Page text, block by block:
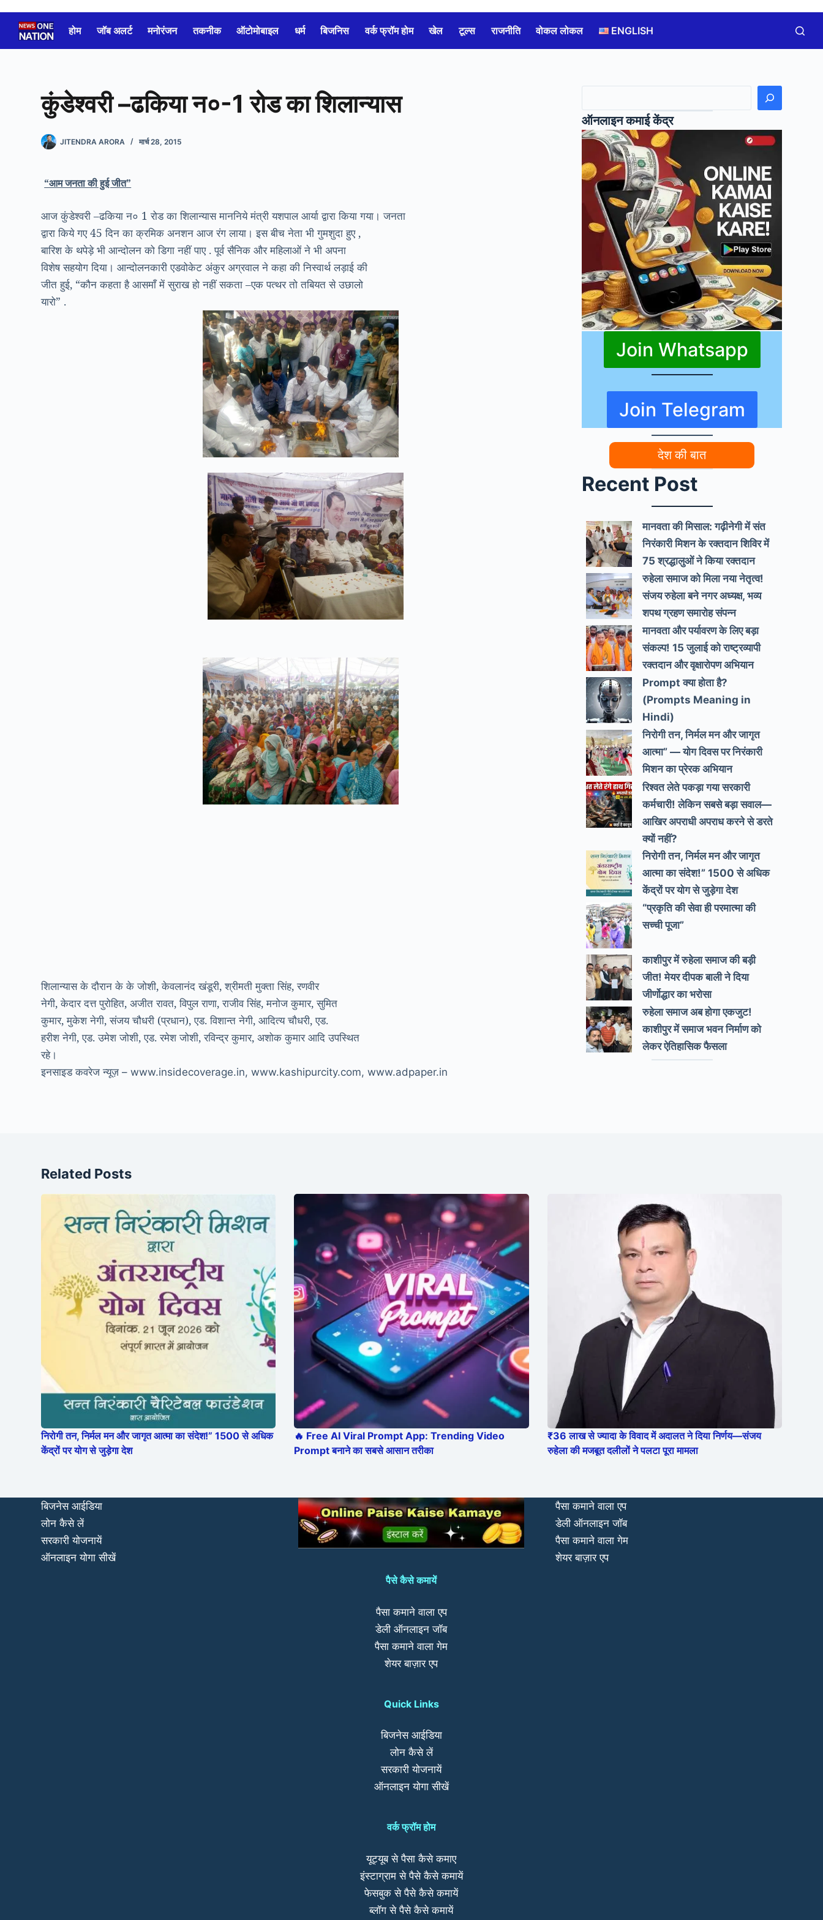
content
होम जॉब अलर्ट मनोरंजन तकनीक ऑटोमोबाइल धर्म बिजनिस वर्क फ्रॉम होम खेल टूल्स राजनीति वोकल लोकल ENGLISH
कुंडेश्वरी –ढकिया न०-1 रोड का शिलान्यास
JITENDRA ARORA मार्च 28, 2015
“आम जनता की हुई जीत”
आज कुंडेश्वरी –ढकिया न० 1 रोड का शिलान्यास माननियेमंत्री यशपाल आर्या द्वारा किया गया। जनता
द्वारा किये गए 45 दिन का क्रमिक अनशन आज रंग लाया। इस बीच नेता भी गुमशुदा हुए ,
बारिश के थपेड़े भी आन्दोलन को डिगा नहीं पाए . पूर्व सैनिक और महिलाओं ने भी अपना
विशेष सहयोग दिया। आन्दोलनकारी एडवोकेट अंकुर अग्रवाल ने कहा की निस्वार्थ लड़ाई की
जीत हुई, “कौन कहता है आसमाँ में सुराख हो नहीं सकता –एक पत्थर तो तबियत से उछालो
यारो” .
शिलान्यास के दौरान के के जोशी, केवलानंद खंडूरी, श्रीमती मुक्ता सिंह, रणवीर
नेगी, केदार दत्त पुरोहित, अजीत रावत, विपुल राणा, राजीव सिंह, मनोज कुमार, सुमित
कुमार, मुकेश नेगी, संजय चौधरी (प्रधान), एड. विशान्त नेगी, आदित्य चौधरी, एड.
हरीश नेगी, एड. उमेश जोशी, एड. रमेश जोशी, रविन्द्र कुमार, अशोक कुमार आदि उपस्थित
रहे।
इनसाइड कवरेज न्यूज़ – www.insidecoverage.in, www.kashipurcity.com, www.adpaper.in
ऑनलाइन कमाई केंद्र
Join Whatsapp
Join Telegram
देश की बात
Recent Post
मानवता की मिसाल: गढ़ीनेगी में संत
निरंकारी मिशन के रक्तदान शिविर में
75 श्रद्धालुओं ने किया रक्तदान
रुहेला समाज को मिला नया नेतृत्व!
संजय रुहेला बने नगर अध्यक्ष, भव्य
शपथ ग्रहण समारोह संपन्न
मानवता और पर्यावरण के लिए बड़ा
संकल्प! 15 जुलाई को राष्ट्रव्यापी
रक्तदान और वृक्षारोपण अभियान
Prompt क्या होता है?
(Prompts Meaning in
Hindi)
निरोगी तन, निर्मल मन और जागृत
आत्मा” — योग दिवस पर निरंकारी
मिशन का प्रेरक अभियान
रिश्वत लेते पकड़ा गया सरकारी
कर्मचारी! लेकिन सबसे बड़ा सवाल—
आखिर अपराधी अपराध करने से डरते
क्यों नहीं?
निरोगी तन, निर्मल मन और जागृत
आत्मा का संदेश!” 1500 से अधिक
केंद्रों पर योग से जुड़ेगा देश
“प्रकृति की सेवा ही परमात्मा की
सच्ची पूजा”
काशीपुर में रुहेला समाज की बड़ी
जीत! मेयर दीपक बाली ने दिया
जीर्णोद्धार का भरोसा
रुहेला समाज अब होगा एकजुट!
काशीपुर में समाज भवन निर्माण को
लेकर ऐतिहासिक फैसला
Related Posts
निरोगी तन, निर्मल मन और जागृत आत्मा का संदेश!” 1500 से अधिक
केंद्रों पर योग से जुड़ेगा देश
🔥 Free AI Viral Prompt App: Trending Video
Prompt बनाने का सबसे आसान तरीका
₹36 लाख से ज्यादा के विवाद में अदालत ने दिया निर्णय—संजय
रुहेला की मजबूत दलीलों ने पलटा पूरा मामला
बिजनेस आईडिया
लोन कैसे लें
सरकारी योजनायें
ऑनलाइन योगा सीखें
पैसे कैसे कमायें
पैसा कमाने वाला एप
डेली ऑनलाइन जॉब
पैसा कमाने वाला गेम
शेयर बाज़ार एप
Quick Links
बिजनेस आईडिया
लोन कैसे लें
सरकारी योजनायें
ऑनलाइन योगा सीखें
वर्क फ्रॉम होम
यूट्यूब से पैसा कैसे कमाए
इंस्टाग्राम से पैसे कैसे कमायें
फेसबुक से पैसे कैसे कमायें
ब्लॉग से पैसे कैसे कमायें
पैसा कमाने वाला एप
डेली ऑनलाइन जॉब
पैसा कमाने वाला गेम
शेयर बाज़ार एप